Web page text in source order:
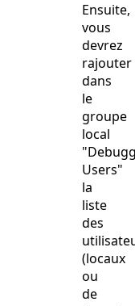
Ensuite,
vous
devrez
rajouter
dans
le
groupe
local
Users"
la
liste
des
(locaux
ou
de